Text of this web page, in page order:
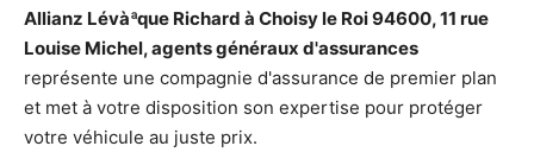
Allianz Lévàªque Richard à Choisy le Roi 94600, 11 rue
Louise Michel, agents généraux d'assurances
représente une compagnie d'assurance de premier plan
et met à votre disposition son expertise pour protéger
votre véhicule au juste prix.